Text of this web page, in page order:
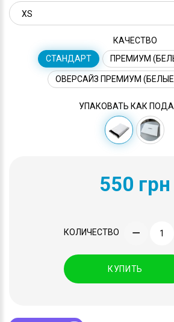
КАЧЕСТВО
СТАНДАРТ
ПРЕМИУМ
ОВЕРСАЙЗ ПРЕМИУМ
УПАКОВАТЬ КАК
550 грн
КОЛИЧЕСТВО
КУПИТЬ